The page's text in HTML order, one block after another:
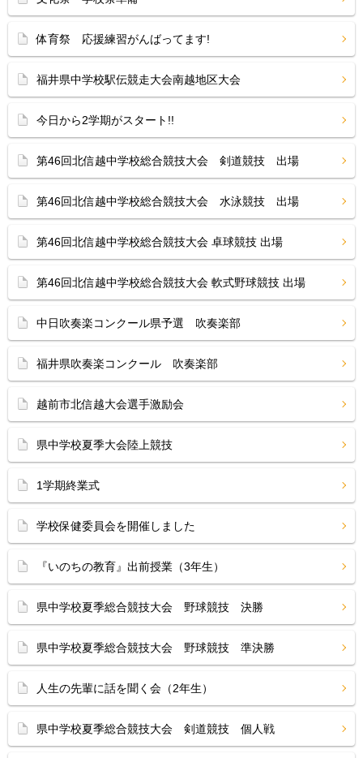
体育祭 応援練習がんばってます!
福井県中学校駅伝競走大会南越地区大会
今日から2学期がスタート!!
第46回北信越中学校総合競技大会 剣道競技 出場
第46回北信越中学校総合競技大会 水泳競技 出場
第46回北信越中学校総合競技大会 卓球競技 出場
第46回北信越中学校総合競技大会 軟式野球競技 出場
中日吹奏楽コンクール県予選 吹奏楽部
福井県吹奏楽コンクール 吹奏楽部
越前市北信越大会選手激励会
県中学校夏季大会陸上競技
1学期終業式
学校保健委員会を開催しました
『いのちの教育』出前授業（3年生）
県中学校夏季総合競技大会 野球競技 決勝
県中学校夏季総合競技大会 野球競技 準決勝
人生の先輩に話を聞く会（2年生）
県中学校夏季総合競技大会 剣道競技 個人戦